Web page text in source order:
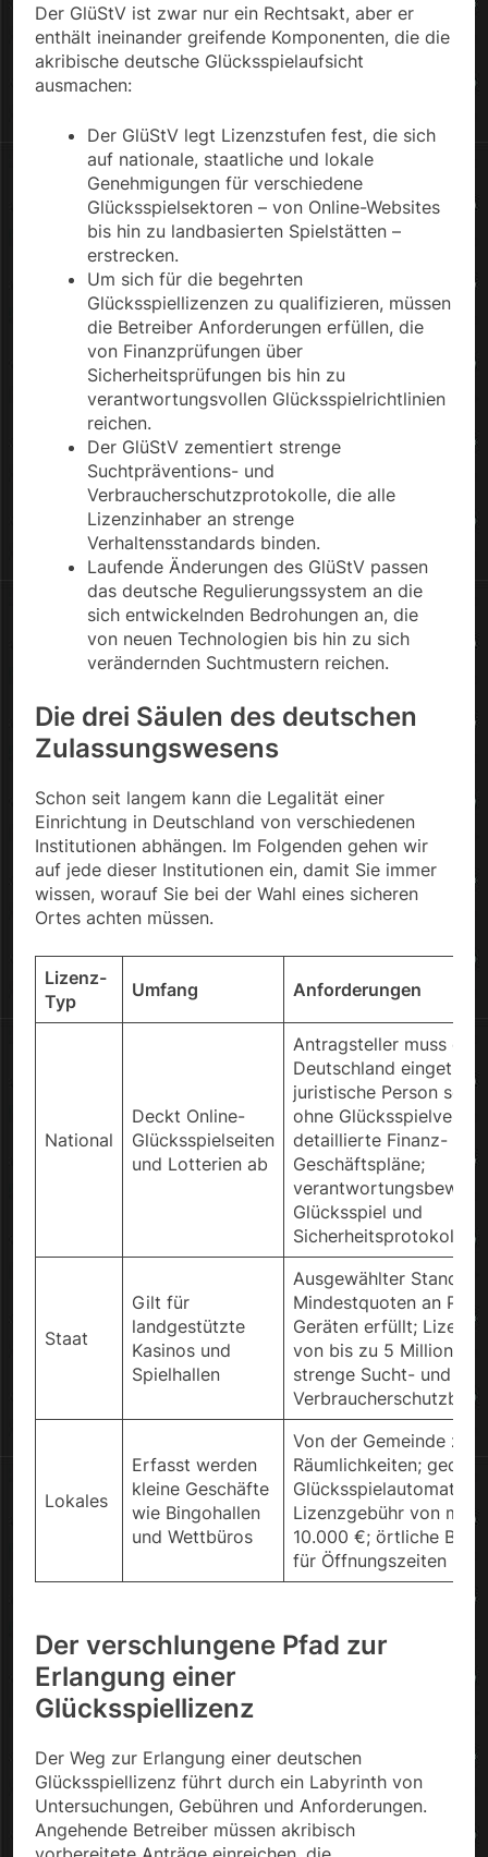
Der GlüStV ist zwar nur ein Rechtsakt, aber er
enthält ineinander greifende Komponenten, die die
akribische deutsche Glücksspielaufsicht
ausmachen:
Der GlüStV legt Lizenzstufen fest, die sich
auf nationale, staatliche und lokale
Genehmigungen für verschiedene
Glücksspielsektoren – von Online-Websites
bis hin zu landbasierten Spielstätten –
erstrecken.
Um sich für die begehrten
Glücksspiellizenzen zu qualifizieren, müssen
die Betreiber Anforderungen erfüllen, die
von Finanzprüfungen über
Sicherheitsprüfungen bis hin zu
verantwortungsvollen Glücksspielrichtlinien
reichen.
Der GlüStV zementiert strenge
Suchtpräventions- und
Verbraucherschutzprotokolle, die alle
Lizenzinhaber an strenge
Verhaltensstandards binden.
Laufende Änderungen des GlüStV passen
das deutsche Regulierungssystem an die
sich entwickelnden Bedrohungen an, die
von neuen Technologien bis hin zu sich
verändernden Suchtmustern reichen.
Die drei Säulen des deutschen
Zulassungswesens
Schon seit langem kann die Legalität einer
Einrichtung in Deutschland von verschiedenen
Institutionen abhängen. Im Folgenden gehen wir
auf jede dieser Institutionen ein, damit Sie immer
wissen, worauf Sie bei der Wahl eines sicheren
Ortes achten müssen.
Lizenz-
Typ
Umfang Anforderungen
National
Deckt Online-
Glücksspielseiten
und Lotterien ab
Antragsteller muss
Deutschland
juristische Person sein;
ohne
detaillierte Finanz- und
Geschäftspläne;
Glücksspiel und
Sicherheitsprotokolle
Staat
Gilt für
landgestützte
Kasinos und
Spielhallen
Ausgewählter
Mindestquoten an
Geräten erfüllt;
von bis zu 5 Millionen
strenge Sucht- und
Lokales
Erfasst werden
kleine Geschäfte
wie Bingohallen
und Wettbüros
Von der Gemeinde
Räumlichkeiten;
Glücksspielautomaten;
Lizenzgebühr von
10.000 €; örtliche
für Öffnungszeiten
Der verschlungene Pfad zur
Erlangung einer
Glücksspiellizenz
Der Weg zur Erlangung einer deutschen
Glücksspiellizenz führt durch ein Labyrinth von
Untersuchungen, Gebühren und Anforderungen.
Angehende Betreiber müssen akribisch